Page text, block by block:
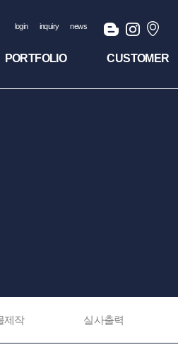
login inquiry news
PORTFOLIO CUSTOMER
제작 실사출력